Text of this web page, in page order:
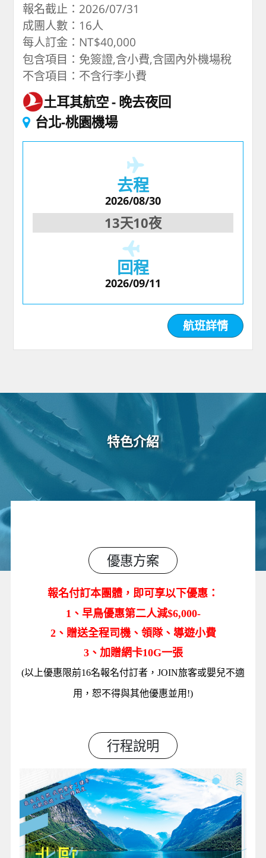
報名截止：2026/07/31
成團人數：16人
每人訂金：NT$40,000
包含項目：免簽證,含小費,含國內外機場稅
不含項目：不含行李小費
土耳其航空 晚去夜回
台北-桃園機場
去程
2026/08/30
13天10夜
回程
2026/09/11
航班詳情
特色介紹
優惠方案
報名付訂本團體 ， 即可享以下優惠：
1、早鳥優惠第二人減$6,000-
2、贈送全程司機、領隊、導遊小費
3、加贈網卡10G一張
(以上優惠限前16名報名付訂者，JOIN旅客或嬰兒不適
用，恕不得與其他優惠並用!)
行程說明